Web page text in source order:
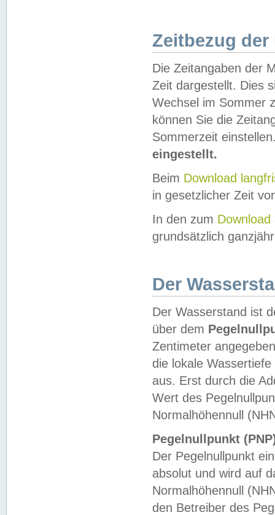
Zeitbezug der
Die Zeitangaben der
Zeit dargestellt. Dies
Wechsel im Sommer
können Sie die
Sommerzeit
eingestellt.
Beim Download
in gesetzlicher Zeit
In den zum Download
grundsätzlich
Der
Der Wasserstand ist
über dem
Zentimeter
die lokale
aus. Erst durch die
Wert des
Normalhöhennull
Pegelnullpunkt
Der Pegelnullpunkt
absolut und wird auf
Normalhöhennull
den Betreiber des